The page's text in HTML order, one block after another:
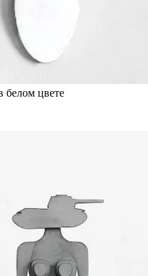
белом цвете